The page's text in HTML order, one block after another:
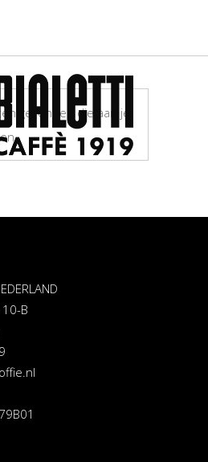
gevonden die aan je
B